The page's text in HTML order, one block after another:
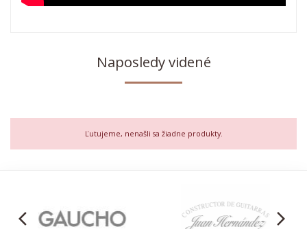
Naposledy videné
Ľutujeme, nenašli sa žiadne produkty.
arrow_back_ios arrow_forward_ios